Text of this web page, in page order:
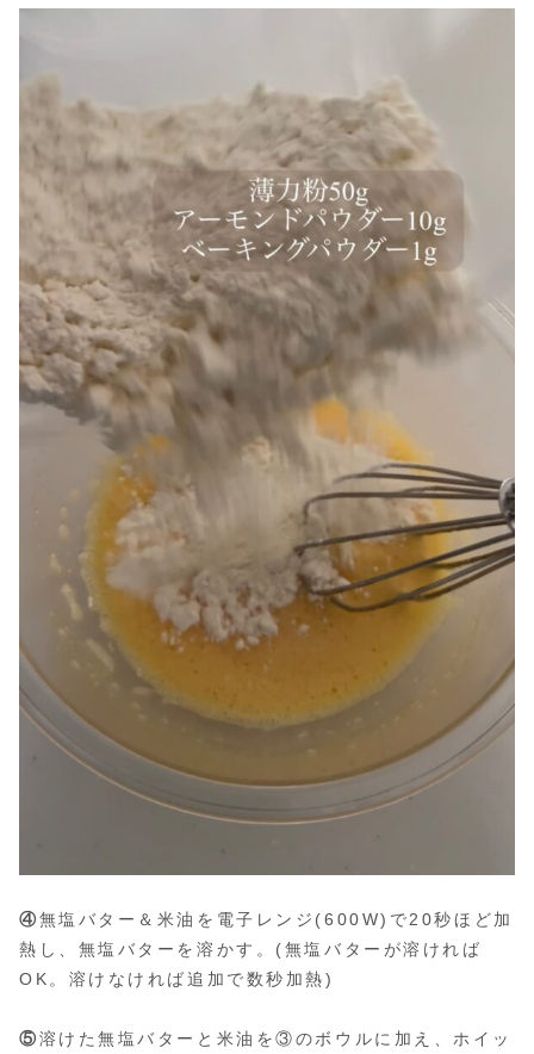
④無塩バター＆米油を電子レンジ(600W)で20秒ほど加
熱し、無塩バターを溶かす。(無塩バターが溶ければ
OK。溶けなければ追加で数秒加熱)
⑤溶けた無塩バターと米油を③のボウルに加え、ホイッ